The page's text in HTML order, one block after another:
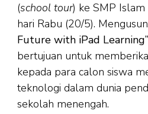
(school tour) ke SMP
hari Rabu (20/5).
Future with iPad Learning”
bertujuan untuk
kepada para calon siswa
teknologi dalam dunia
sekolah menengah.